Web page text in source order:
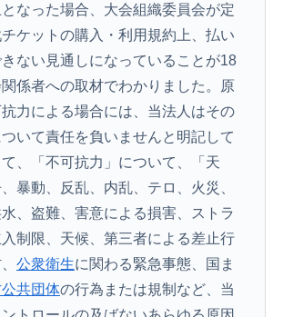
なった場合、大会組織委員会が定
ケットの購入・利用規約上、払い
ない見通しになっていることが18
関係者への取材でわかりました。原
力による場合には、当法人はその
いて責任を負いませんと明記して
、「不可抗力」について、「天
暴動、反乱、内乱、テロ、火災、
、盗難、害意による損害、ストラ
制限、天候、第三者による差止行
公衆衛生に関わる緊急事態、国ま
共団体の行為または規制など、当